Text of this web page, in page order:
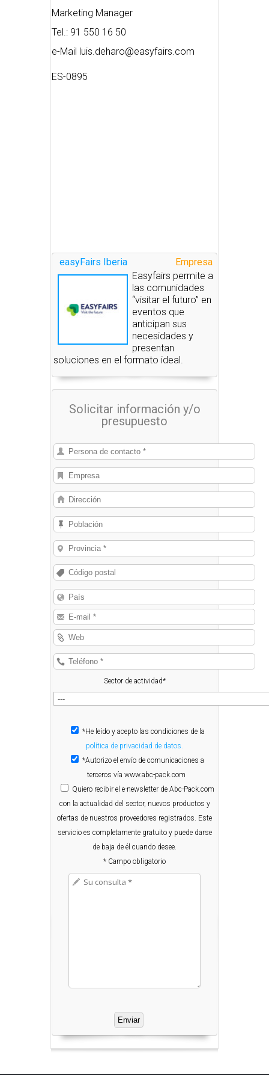
Marketing Manager
Tel.: 91 550 16 50
e-Mail luis.deharo@easyfairs.com
ES-0895
Empresa
easyFairs Iberia
Easyfairs permite a
las comunidades
“visitar el futuro” en
eventos que
anticipan sus
necesidades y
presentan
soluciones en el formato ideal.
Solicitar información y/o
presupuesto
Sector de actividad*
*He leído y acepto las condiciones de la
política de privacidad de datos.
*Autorizo el envío de comunicaciones a
terceros vía www.abc-pack.com
Quiero recibir el e-newsletter de Abc-Pack.com
con la actualidad del sector, nuevos productos y
ofertas de nuestros proveedores registrados. Este
servicio es completamente gratuito y puede darse
de baja de él cuando desee.
* Campo obligatorio